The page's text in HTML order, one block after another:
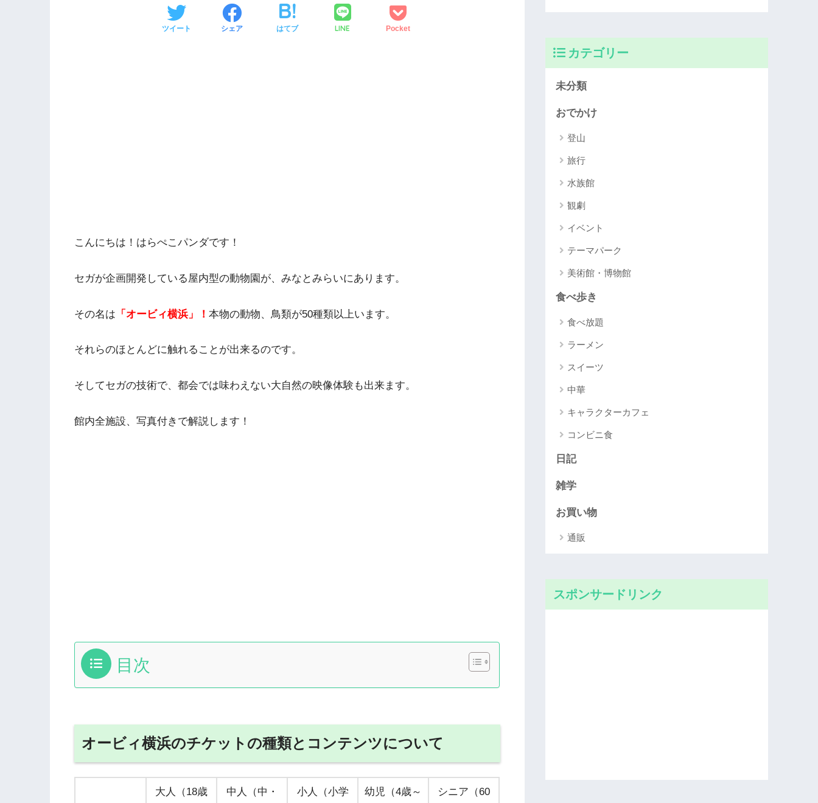
ツイート シェア はてブ LINE Pocket
こんにちは！はらぺこパンダです！
セガが企画開発している屋内型の動物園が、みなとみらいにあります。
その名は 「オービィ横浜」 ！ 本物の動物、鳥類が50種類以上います。
それらのほとんどに触れることが出来るのです。
そしてセガの技術で、都会では味わえない大自然の映像体験も出来ます。
館内全施設、写真付きで解説します！
目次
オービィ横浜のチケットの種類とコンテンツについて
大人（18歳
中人（中・
小人（小学
幼児（4歳～
シニア（60
カテゴリー
未分類
おでかけ
登山
旅行
水族館
観劇
イベント
テーマパーク
美術館・博物館
食べ歩き
食べ放題
ラーメン
スイーツ
中華
キャラクターカフェ
コンビニ食
日記
雑学
お買い物
通販
スポンサードリンク